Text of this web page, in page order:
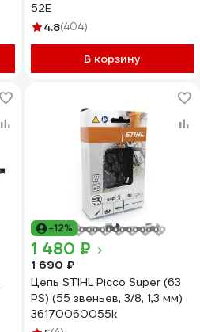
52E
4.8(404)
В корзину
-12%
1 480 ₽
1 690 ₽
Цепь STIHL Picco Super (63
PS) (55 звеньев, 3/8, 1,3 мм)
36170060055k